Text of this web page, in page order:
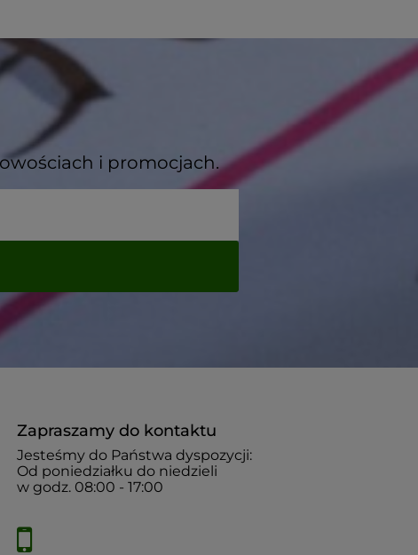
i promocjach.
Zapraszamy do kontaktu
Jesteśmy do Państwa dyspozycji:
Od poniedziałku do niedzieli
w godz. 08:00 - 17:00